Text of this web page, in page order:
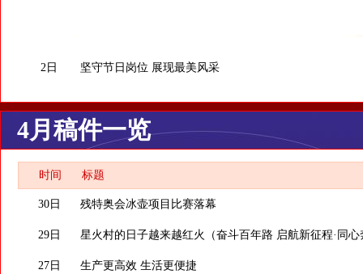
2日 坚守节日岗位 展现最美风采
4月稿件一览
时间 标题
30日 残特奥会冰壶项目比赛落幕
29日 星火村的日子越来越红火（奋斗百年路 启航新征程·同心
27日 生产更高效 生活更便捷